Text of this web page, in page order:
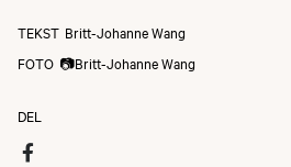
TEKST Britt-Johanne Wang
FOTO 📷Britt-Johanne Wang
DEL